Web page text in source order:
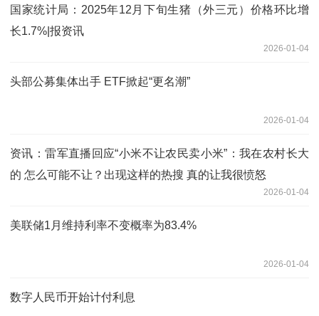
国家统计局：2025年12月下旬生猪（外三元）价格环比增
长1.7%|报资讯
2026-01-04
头部公募集体出手 ETF掀起“更名潮”
2026-01-04
资讯：雷军直播回应“小米不让农民卖小米”：我在农村长大
的 怎么可能不让？出现这样的热搜 真的让我很愤怒
2026-01-04
美联储1月维持利率不变概率为83.4%
2026-01-04
数字人民币开始计付利息